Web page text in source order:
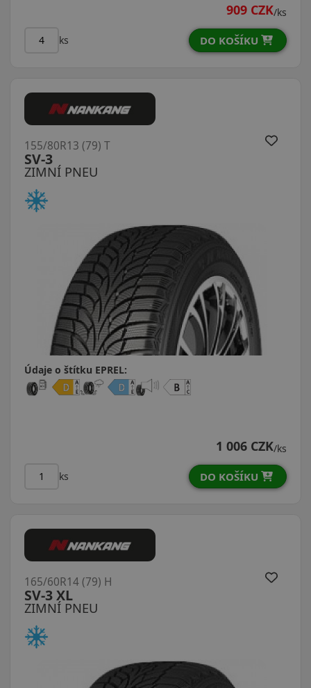
909 CZK/ks
ks DO KOŠÍKU
ZIMNÍ PNEU
SV-3
155/80R13 (79) T
Údaje o štítku EPREL:
1 006 CZK/ks
ks DO KOŠÍKU
ZIMNÍ PNEU
SV-3 XL
165/60R14 (79) H